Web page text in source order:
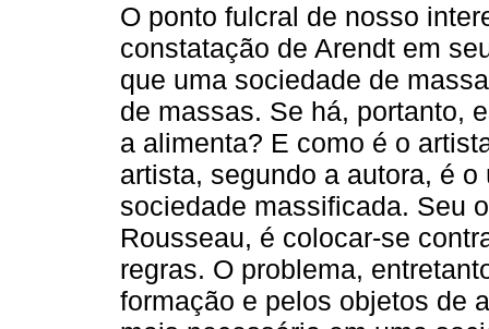
O ponto fulcral de nosso
constatação de Arendt em
que uma sociedade de
de massas. Se há, portanto,
a alimenta? E como é o
artista, segundo a autora, é
sociedade massificada. Seu
Rousseau, é colocar-se
regras. O problema,
formação e pelos objetos de